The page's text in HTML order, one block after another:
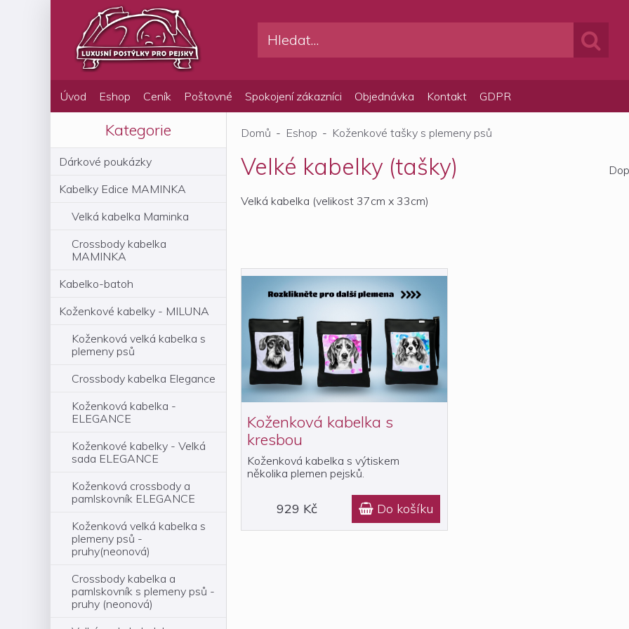
Úvod Eshop Ceník Poštovné Spokojení zákazníci Objednávka Kontakt GDPR
Kategorie
Dárkové poukázky
Kabelky Edice MAMINKA
Velká kabelka Maminka
Crossbody kabelka
MAMINKA
Kabelko-batoh
Koženkové kabelky - MILUNA
Koženková velká kabelka s
plemeny psů
Crossbody kabelka Elegance
Koženková kabelka -
ELEGANCE
Koženkové kabelky - Velká
sada ELEGANCE
Koženková crossbody a
pamlskovník ELEGANCE
Koženková velká kabelka s
plemeny psů -
pruhy(neonová)
Crossbody kabelka a
pamlskovník s plemeny psů -
pruhy (neonová)
Domů - Eshop - Koženkové tašky s plemeny psů
Velké kabelky (tašky)
Velká kabelka (velikost 37cm x 33cm)
Koženková kabelka s
kresbou
Koženková kabelka s výtiskem
několika plemen pejsků.
929 Kč  Do košíku